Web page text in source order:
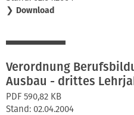
❯ Download
Verordnung
Ausbau - drittes
PDF 590,82 KB
Stand: 02.04.2004